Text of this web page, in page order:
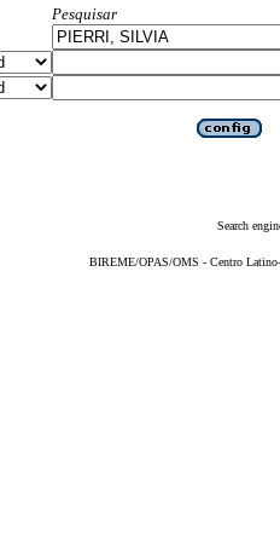
Pesquisar
Search
BIREME/OPAS/OMS - Centro Latino-